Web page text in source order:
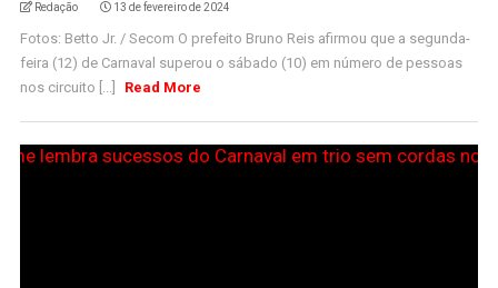
Redação 13 de fevereiro de 2024
Fotos: Betto Jr. / Secom O prefeito Bruno Reis afirmou que a segunda-
feira (12) de Carnaval superou o sábado (10) em número de pessoas
nos circuito [...]
Read More